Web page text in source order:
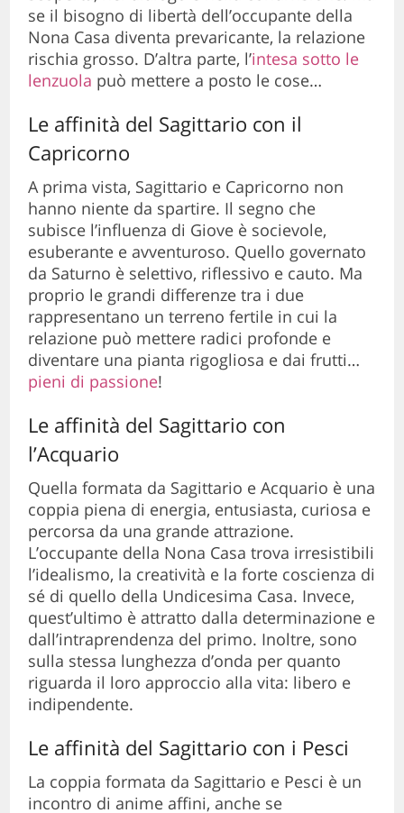
se il bisogno di libertà dell’occupante della
Nona Casa diventa prevaricante, la relazione
rischia grosso. D’altra parte, l’intesa sotto le
lenzuola può mettere a posto le cose…
Le affinità del Sagittario con il
Capricorno
A prima vista, Sagittario e Capricorno non
hanno niente da spartire. Il segno che
subisce l’influenza di Giove è socievole,
esuberante e avventuroso. Quello governato
da Saturno è selettivo, riflessivo e cauto. Ma
proprio le grandi differenze tra i due
rappresentano un terreno fertile in cui la
relazione può mettere radici profonde e
diventare una pianta rigogliosa e dai frutti…
pieni di passione!
Le affinità del Sagittario con
l’Acquario
Quella formata da Sagittario e Acquario è una
coppia piena di energia, entusiasta, curiosa e
percorsa da una grande attrazione.
L’occupante della Nona Casa trova irresistibili
l’idealismo, la creatività e la forte coscienza di
sé di quello della Undicesima Casa. Invece,
quest’ultimo è attratto dalla determinazione e
dall’intraprendenza del primo. Inoltre, sono
sulla stessa lunghezza d’onda per quanto
riguarda il loro approccio alla vita: libero e
indipendente.
Le affinità del Sagittario con i Pesci
La coppia formata da Sagittario e Pesci è un
incontro di anime affini, anche se